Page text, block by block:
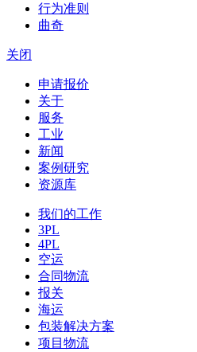
行为准则
曲奇
关闭
申请报价
关于
服务
工业
新闻
案例研究
资源库
我们的工作
3PL
4PL
空运
合同物流
报关
海运
包装解决方案
项目物流